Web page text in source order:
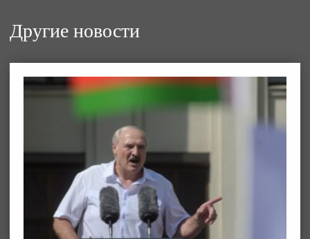
Другие новости